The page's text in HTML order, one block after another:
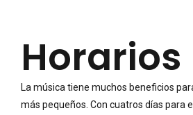
Horarios
La música tiene muchos beneficios
más pequeños. Con cuatros días para